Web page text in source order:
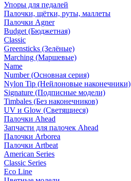
Упоры для педалей
Палочки, щётки, руты, маллеты
Палочки Agner
Budget (Бюджетная)
Classic
Greensticks (Зелёные)
Marching (Маршевые)
Name
Number (Основная серия)
Nylon Tip (Нейлоновые наконечники)
Signature (Подписные модели)
Timbales (Без наконечников)
UV и Glow (Светящиеся)
Палочки Ahead
Запчасти для палочек Ahead
Палочки Arborea
Палочки Artbeat
American Series
Classic Series
Eco Line